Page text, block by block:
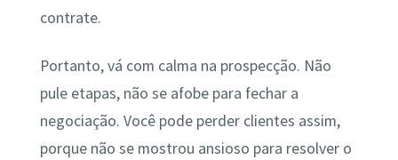
contrate.
Portanto, vá com calma na prospecção. Não
pule etapas, não se afobe para fechar a
negociação. Você pode perder clientes assim,
porque não se mostrou ansioso para resolver o